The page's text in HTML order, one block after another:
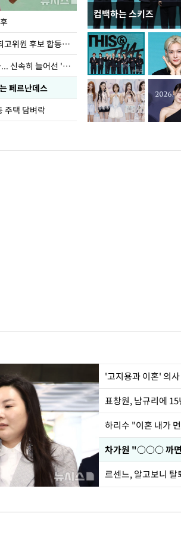
더불어민주당 당대표·최고위원 후보 합동연설회
주택용지 검토 알려지자... 신속히 늘어선 '근조화환'
페르난데스
주택 담벼락
컴백하는 스키즈
이번주 국회에는 무
'고지용과 이혼' 의
하리수 "이혼 내가
르센느, 알고보니 탈